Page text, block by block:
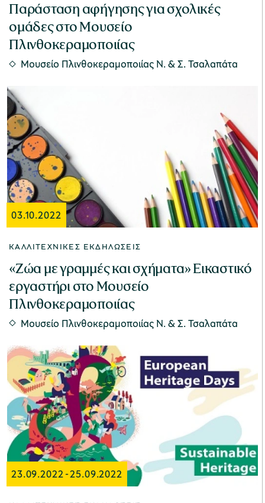
Παράσταση αφήγησης για σχολικές
ομάδες στο Μουσείο
Πλινθοκεραμοποιίας
Μουσείο Πλινθοκεραμοποιίας N. & Σ. Τσαλαπάτα
03.10.2022
ΚΑΛΛΙΤΕΧΝΙΚΈΣ ΕΚΔΗΛΏΣΕΙΣ
«Ζώα με γραμμές και σχήματα» Εικαστικό
εργαστήρι στο Μουσείο
Πλινθοκεραμοποιίας
Μουσείο Πλινθοκεραμοποιίας N. & Σ. Τσαλαπάτα
23.09.2022-25.09.2022